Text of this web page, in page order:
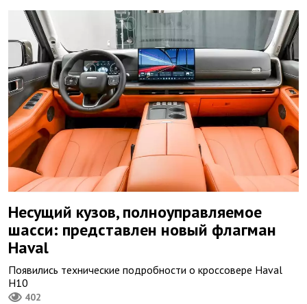
Несущий кузов, полноуправляемое
шасси: представлен новый флагман
Haval
Появились технические подробности о кроссовере Haval
Н10
402